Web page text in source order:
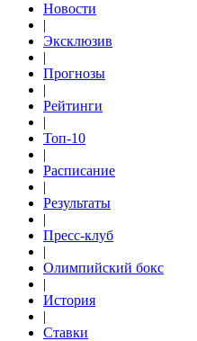
Новости
|
Эксклюзив
|
Прогнозы
|
Рейтинги
|
Топ-10
|
Расписание
|
Результаты
|
Пресс-клуб
|
Олимпийский бокс
|
История
|
Ставки